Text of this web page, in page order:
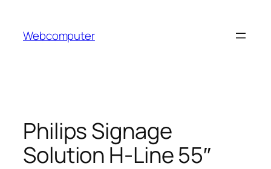
innehåll
Webcomputer
Philips Signage
Solution H-Line 55″